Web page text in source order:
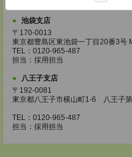
池袋支店
〒170-0013
東京都豊島区東池袋一丁目20番3号
TEL：0120-965-487
担当：採用担当
八王子支店
〒192-0081
東京都八王子市横山町1-6 八王子
TEL：0120-965-487
担当：採用担当